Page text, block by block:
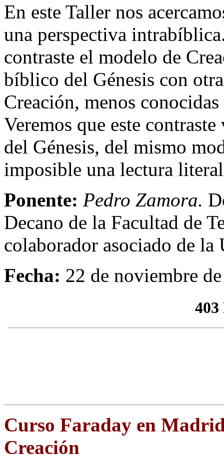
En este Taller nos
una perspectiva
contraste el modelo de
bíblico del Génesis con
Creación, menos
Veremos que este
del Génesis, del mismo
imposible una lectura
Ponente: Pedro Zamora.
Decano de la Facultad de
colaborador asociado de la
Fecha: 22 de noviembre
Curso Faraday en
Creación